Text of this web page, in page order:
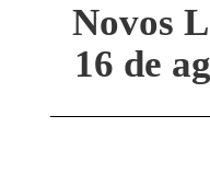
Novos
16 de